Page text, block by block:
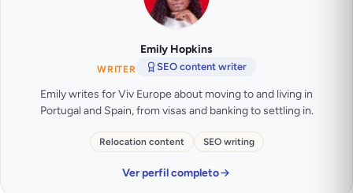
Emily Hopkins
WRITER SEO content writer
Emily writes for Viv Europe about moving to and living in
Portugal and Spain, from visas and banking to settling in.
Relocation content SEO writing
Ver perfil completo